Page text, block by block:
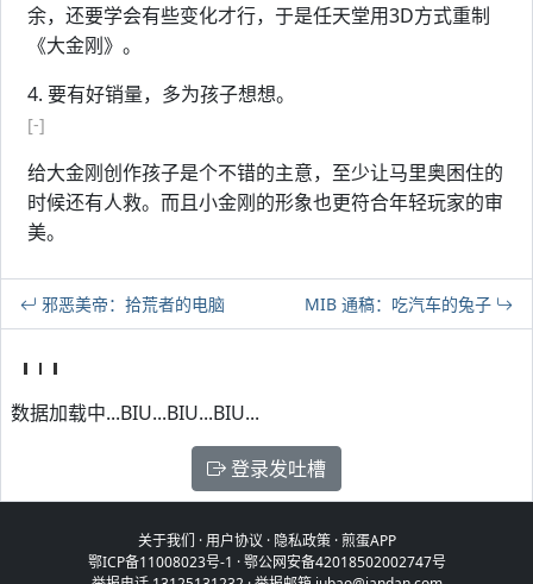
余，还要学会有些变化才行，于是任天堂用3D方式重制
《大金刚》。
4. 要有好销量，多为孩子想想。
[-]
给大金刚创作孩子是个不错的主意，至少让马里奥困住的
时候还有人救。而且小金刚的形象也更符合年轻玩家的审
美。
邪恶美帝：拾荒者的电脑 MIB 通稿：吃汽车的兔子
数据加载中...BIU...BIU...BIU...
登录发吐槽
关于我们 ·用户协议 · 隐私政策·煎蛋APP
鄂ICP备11008023号-1 ·鄂公网安备42018502002747号